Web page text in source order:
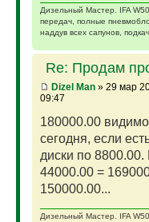
Дизельный Мастер. IFA
передач, полные
наддув всех сапунов,
Re: Продам
Dizel Man» 29 мар
09:47
180000.00
сегодня, если
диски по
44000.00 =
150000.00...
Дизельный Мастер. IFA